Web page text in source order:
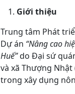
Giới thiệu
Trung tâm Phát
Dự án “Nâng cao
Huế”do Đại sứ
và xã Thượng
trong xây dụng